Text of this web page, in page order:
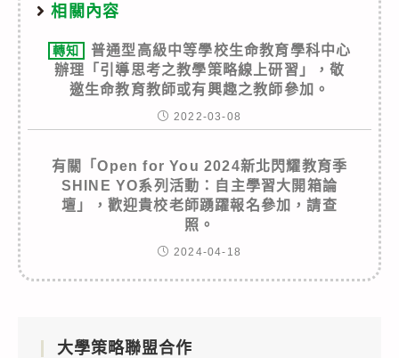
相關內容
轉知
普通型高級中等學校生命教育學科中心
辦理「引導思考之教學策略線上研習」，敬
邀生命教育教師或有興趣之教師參加。
2022-03-08
有關「Open for You 2024新北閃耀教育季
SHINE YO系列活動：自主學習大開箱論
壇」，歡迎貴校老師踴躍報名參加，請查
照。
2024-04-18
大學策略聯盟合作